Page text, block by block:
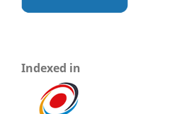
Indexed in